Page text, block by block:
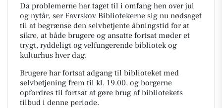
Da problemerne har taget til i omfang hen over jul
og nytår, ser Favrskov Bibliotekerne sig nu nødsaget
til at begrænse den selvbetjente åbningstid for at
sikre, at både brugere og ansatte fortsat møder et
trygt, ryddeligt og velfungerende bibliotek og
kulturhus hver dag.
Brugere har fortsat adgang til biblioteket med
selvbetjening frem til kl. 19.00, og borgerne
opfordres til fortsat at gøre brug af bibliotekets
tilbud i denne periode.